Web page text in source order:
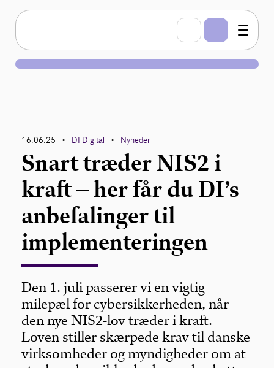
16.06.25 • DI Digital • Nyheder
Snart træder NIS2 i
kraft – her får du DI’s
anbefalinger til
implementeringen
Den 1. juli passerer vi en vigtig
milepæl for cybersikkerheden, når
den nye NIS2-lov træder i kraft.
Loven stiller skærpede krav til danske
virksomheder og myndigheder om at